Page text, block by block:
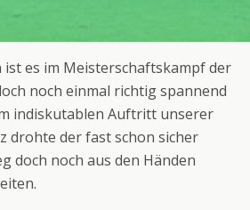
ist es im Meisterschaftskampf der
noch einmal richtig spannend
indiskutablen Auftritt unserer
drohte der fast schon sicher
doch noch aus den Händen